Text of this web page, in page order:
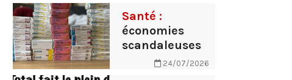
Santé :
économies
scandaleuses
24/07/2026